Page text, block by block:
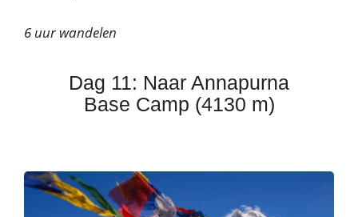
6 uur wandelen
Dag 11: Naar Annapurna
Base Camp (4130 m)